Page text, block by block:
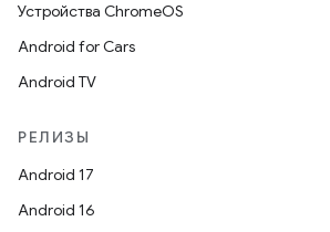
Устройства ChromeOS
Android for Cars
Android TV
РЕЛИЗЫ
Android 17
Android 16